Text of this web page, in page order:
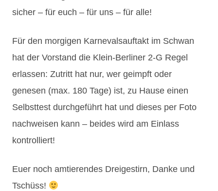
sicher – für euch – für uns – für alle!
Für den morgigen Karnevalsauftakt im Schwan
hat der Vorstand die Klein-Berliner 2-G Regel
erlassen: Zutritt hat nur, wer geimpft oder
genesen (max. 180 Tage) ist, zu Hause einen
Selbsttest durchgeführt hat und dieses per Foto
nachweisen kann – beides wird am Einlass
kontrolliert!
Euer noch amtierendes Dreigestirn, Danke und
Tschüss!